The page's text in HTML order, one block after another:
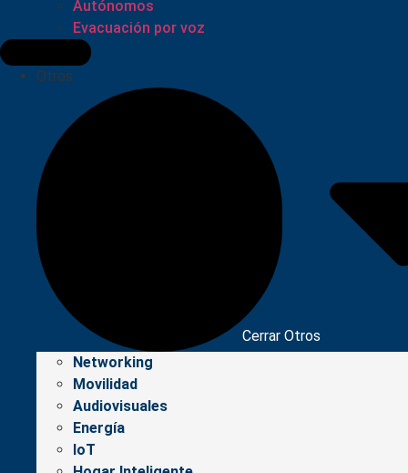
Autónomos
Evacuación por voz
Otros
Cerrar Otros
Networking
Movilidad
Audiovisuales
Energía
IoT